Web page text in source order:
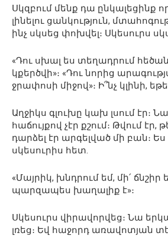
Սկզբում մենք դա ընկալեցինք
լինելու ցանկություն,
ինչ սկսեց փոխվել։ Սկեսուրս
«Դու սխալ ես տեղադրում
կքերծվի»։ «Դու նորից
ջրափոսի միջով»։ Ի՞նչ կլինի,
Աղջիկս գլուխը կախ լսում էր։ Նա
հաճույքով չէր քշում։ Թվում էր,
դարձել էր արգելված մի բան։
սկեսուրիս հետ.
«Մայրիկ, խնդրում եմ, մի՛
պարզապես խաղալիք է»։
Սկեսուրս վիրավորվեց։ Նա
լռեց։ Եվ հաջորդ առավոտյան